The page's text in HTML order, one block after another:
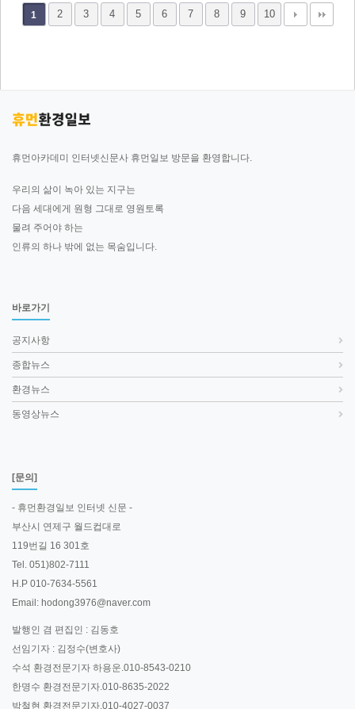
1 2 3 4 5 6 7 8 9 10
휴먼아카데미 인터넷신문사 휴먼일보 방문을 환영합니다.
우리의 삶이 녹아 있는 지구는
다음 세대에게 원형 그대로 영원토록
물려 주어야 하는
인류의 하나 밖에 없는 목숨입니다.
바로가기
공지사항
종합뉴스
환경뉴스
동영상뉴스
[문의]
- 휴먼환경일보 인터넷 신문 -
부산시 연제구 월드컵대로
119번길 16 301호
Tel. 051)802-7111
H.P 010-7634-5561
Email: hodong3976@naver.com
발행인 겸 편집인 : 김동호
선임기자 : 김정수(변호사)
수석 환경전문기자 하용운.010-8543-0210
한명수 환경전문기자.010-8635-2022
박철현 환경전문기자.010-4027-0037